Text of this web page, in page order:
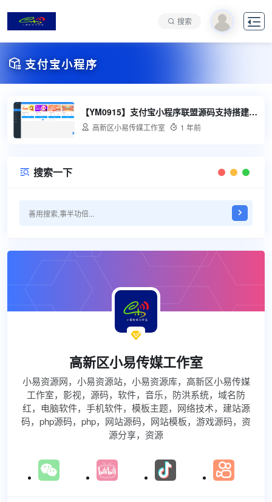
搜索 
 支付宝小程序
【YM0915】支付宝小程序联盟源码支持搭建出行比价
 高新区小易传媒工作室  1 年前
 搜索一下

高新区小易传媒工作室
小易资源网，小易资源站，小易资源库，高新区小易传媒
工作室，影视，源码，软件，音乐，防洪系统，域名防
红，电脑软件，手机软件，模板主题，网络技术，建站源
码，php源码，php，网站源码，网站模板，游戏源码，资
源分享，资源